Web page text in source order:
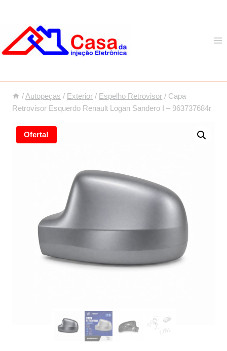
Conteúdo
/Autopeças / Exterior / Espelho Retrovisor / Capa
Retrovisor Esquerdo Renault Logan Sandero I – 963737684r
Oferta!